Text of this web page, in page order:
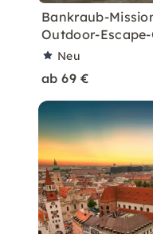
Bankraub-
Outdoor-
Neu
ab 69 €